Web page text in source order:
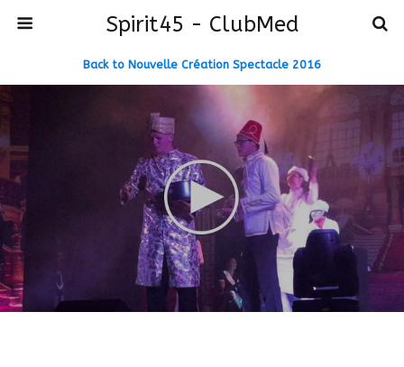
Spirit45 - ClubMed
Back to Nouvelle Création Spectacle 2016